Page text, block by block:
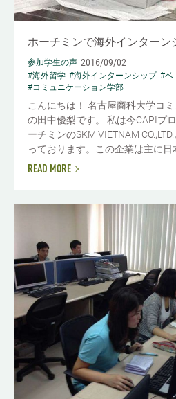
ホーチミンで海外インターン
参加学生の声 2016/09/02
#海外留学 #海外インターンシップ #ベ
#コミュニケーション学部
こんにちは！ 名古屋商科大学コ
の田中優梨です。 私は今CAPIプ
ーチミンのSKM VIETNAM
っております。この企業は主に日
READ MORE